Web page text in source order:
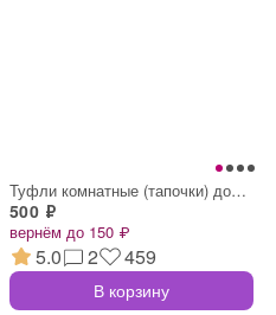
Туфли комнатные (тапочки) домашние женск
500 ₽
вернём до 150 ₽
5.0 2 459
В корзину